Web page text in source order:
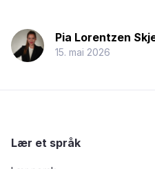
Pia Lorentzen
15. mai 2026
Lær et språk